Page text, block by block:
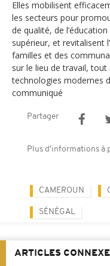
Elles mobilisent
les secteurs pour
de qualité, de
supérieur, et revitalisent
familles et des
sur le lieu de travail, tout
technologies modernes
communiqué
Partager
Plus d'informations à
CAMEROUN
SÉNÉGAL
ARTICLES